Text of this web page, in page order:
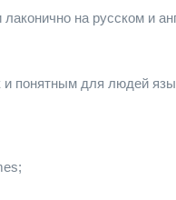
на русском и
и понятным для людей